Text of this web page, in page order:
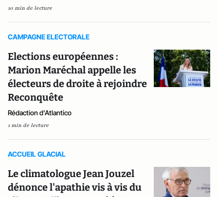
10 min de lecture
CAMPAGNE ELECTORALE
Elections européennes :
Marion Maréchal appelle les
électeurs de droite à rejoindre
Reconquête
Rédaction d'Atlantico
1 min de lecture
ACCUEIL GLACIAL
Le climatologue Jean Jouzel
dénonce l'apathie vis à vis du